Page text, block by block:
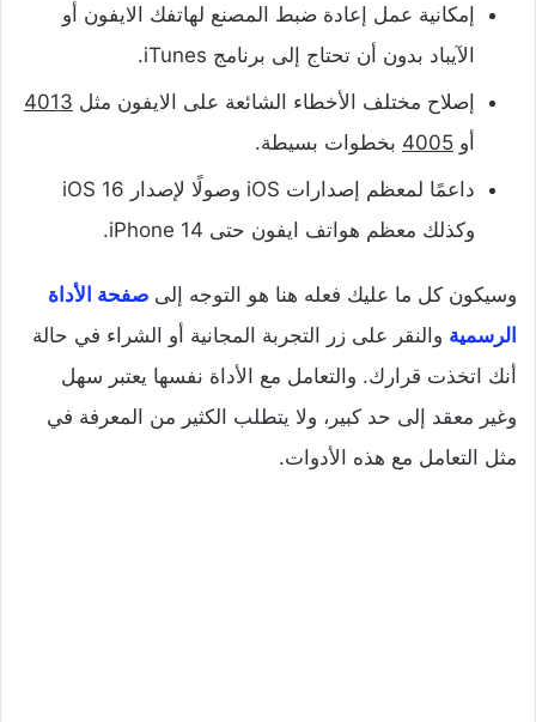
إمكانية عمل إعادة ضبط المصنع لهاتفك الايفون أو
الآيباد بدون أن تحتاج إلى برنامج iTunes.
إصلاح مختلف الأخطاء الشائعة على الايفون مثل 4013
أو 4005 بخطوات بسيطة.
داعمًا لمعظم إصدارات iOS وصولًا لإصدار iOS 16
وكذلك معظم هواتف ايفون حتى iPhone 14.
وسيكون كل ما عليك فعله هنا هو التوجه إلى صفحة الأداة
الرسمية والنقر على زر التجربة المجانية أو الشراء في حالة
أنك اتخذت قرارك. والتعامل مع الأداة نفسها يعتبر سهل
وغير معقد إلى حد كبير، ولا يتطلب الكثير من المعرفة في
مثل التعامل مع هذه الأدوات.